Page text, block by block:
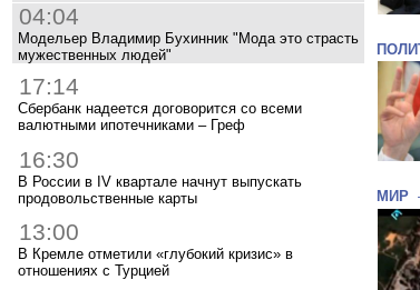
04:04
Модельер Владимир Бухинник "Мода это страсть
мужественных людей"
17:14
Сбербанк надеется договорится со всеми
валютными ипотечниками – Греф
16:30
В России в IV квартале начнут выпускать
продовольственные карты
13:00
В Кремле отметили «глубокий кризис» в
отношениях с Турцией
МИР